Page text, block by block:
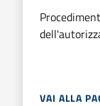
VAI ALLA